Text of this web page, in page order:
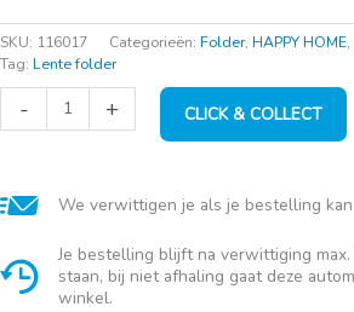
SKU: 116017 Categorieën: Folder, HAPPY HOME,
Tag: Lente folder
-
Mira
groen
+ CLICK & COLLECT
We verwittigen je als je bestelling
Je bestelling blijft na verwittiging
staan, bij niet afhaling gaat deze
winkel.